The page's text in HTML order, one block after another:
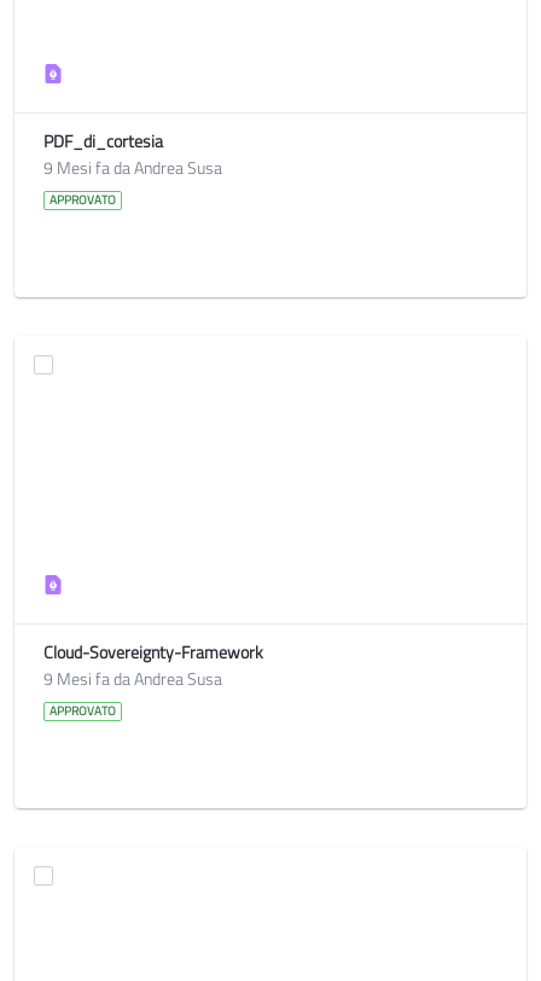
PDF_di_cortesia
9 Mesi fa da Andrea Susa
APPROVATO
Cloud-Sovereignty-Framework
9 Mesi fa da Andrea Susa
APPROVATO